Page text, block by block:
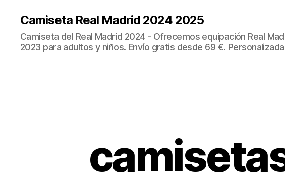
Camiseta Real Madrid 2024 2025
Camiseta del Real Madrid 2024 - Ofrecemos equipación Real
2023 para adultos y niños. Envío gratis desde 69 €.